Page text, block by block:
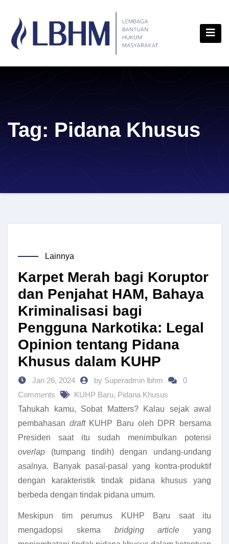
content
Tag: Pidana Khusus
Lainnya
Karpet Merah bagi Koruptor
dan Penjahat HAM, Bahaya
Kriminalisasi bagi
Pengguna Narkotika: Legal
Opinion tentang Pidana
Khusus dalam KUHP
Jan 26, 2024 by Superadmin lbhm
0
Comments
KUHP Baru, Pidana Khusus
Tahukah kamu, Sobat Matters? Kalau sejak awal
pembahasan draftKUHP Baru oleh DPR bersama
Presiden saat itu sudah menimbulkan potensi
overlap (tumpang tindih) dengan undang-undang
asalnya. Banyak pasal-pasal yang kontra-produktif
dengan karakteristik tindak pidana khusus yang
berbeda dengan tindak pidana umum.
Meskipun tim perumus KUHP Baru saat itu
mengadopsi skema bridging article yang